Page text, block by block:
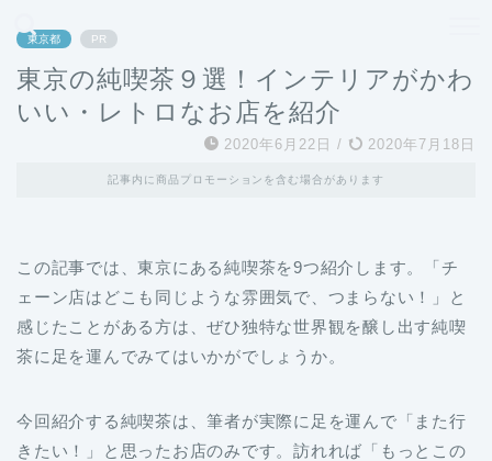
東京都 PR
東京の純喫茶９選！インテリアがかわ
いい・レトロなお店を紹介
2020年6月22日 / 2020年7月18日
記事内に商品プロモーションを含む場合があります
この記事では、東京にある純喫茶を9つ紹介します。「チ
ェーン店はどこも同じような雰囲気で、つまらない！」と
感じたことがある方は、ぜひ独特な世界観を醸し出す純喫
茶に足を運んでみてはいかがでしょうか。
今回紹介する純喫茶は、筆者が実際に足を運んで「また行
きたい！」と思ったお店のみです。訪れれば「もっとこの